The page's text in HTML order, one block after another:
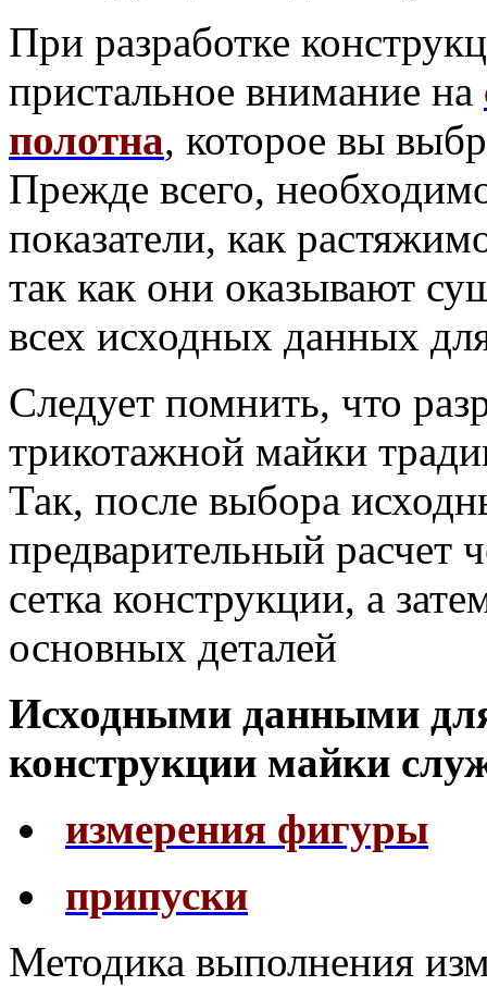
При разработке
пристальное внимание на
полотна, которое вы
Прежде всего,
показатели, как
так как они оказывают
всех исходных данных
Следует помнить, что
трикотажной майки
Так, после выбора
предварительный расчет
сетка конструкции, а
основных деталей
Исходными данными для
конст­рукции майки
измерения фигуры
припуски
Методика выполнения